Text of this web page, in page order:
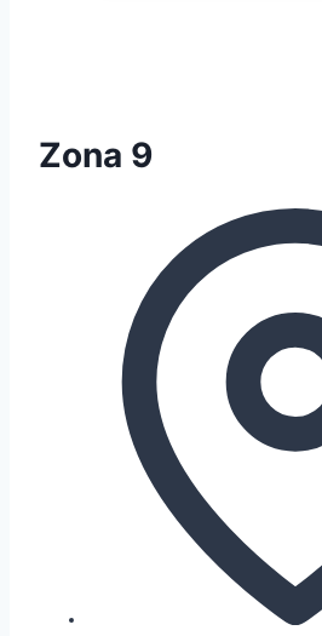
Zona 9